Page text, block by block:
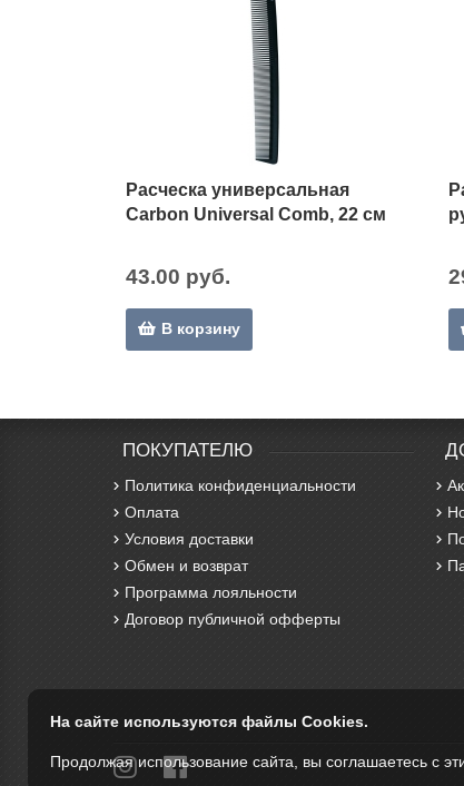
Расческа универсальная
Carbon Universal Comb, 22 см
43.00 руб.
В корзину
ПОКУПАТЕЛЮ
Политика конфиденциальности
Оплата
Условия доставки
Обмен и возврат
Программа лояльности
Договор публичной офферты
На сайте используются файлы Cookies.
Продолжая использование сайта, вы соглашаетесь с